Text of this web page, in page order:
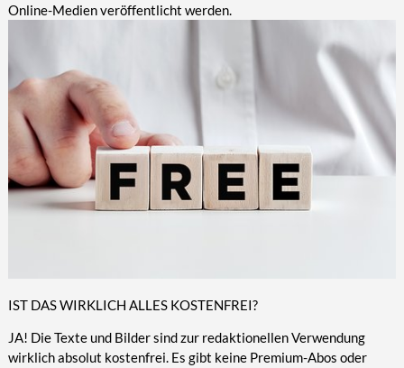
Online-Medien veröffentlicht werden.
IST DAS WIRKLICH ALLES KOSTENFREI?
JA! Die Texte und Bilder sind zur redaktionellen Verwendung
wirklich absolut kostenfrei. Es gibt keine Premium-Abos oder